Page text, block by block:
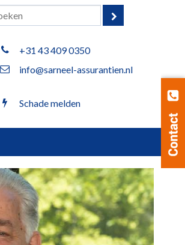
+31 43 409 0350
info@sarneel-assurantien.nl
Schade melden